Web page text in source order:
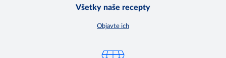
Všetky naše recepty
Objavte ich